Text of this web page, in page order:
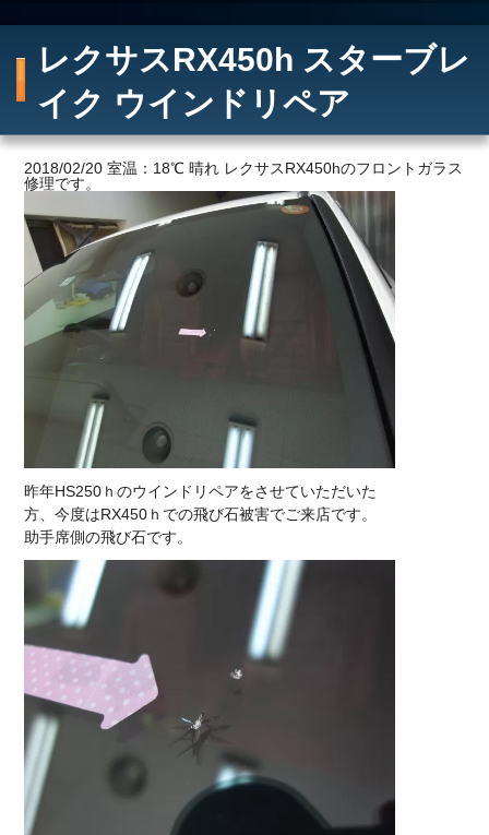
会社案内
メリット
ご利用の流れ
レクサスRX450h スターブレ
イク ウインドリペア
2018/02/20 室温：18℃ 晴れ レクサスRX450hのフロントガラス
修理です。
昨年HS250ｈのウインドリペアをさせていただいた
方、今度はRX450ｈでの飛び石被害でご来店です。
助手席側の飛び石です。